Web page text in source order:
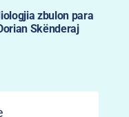
zbulon para
Skënderaj